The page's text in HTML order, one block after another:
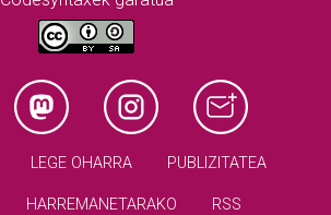
LEGE OHARRA PUBLIZITATEA
HARREMANETARAKO RSS